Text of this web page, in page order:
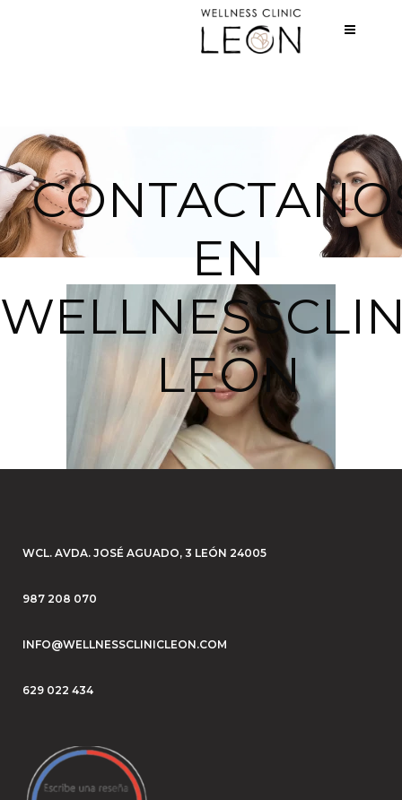
EN
LEON
WCL. AVDA. JOSÉ AGUADO, 3 LEÓN 24005
987 208 070
INFO@WELLNESSCLINICLEON.COM
629 022 434